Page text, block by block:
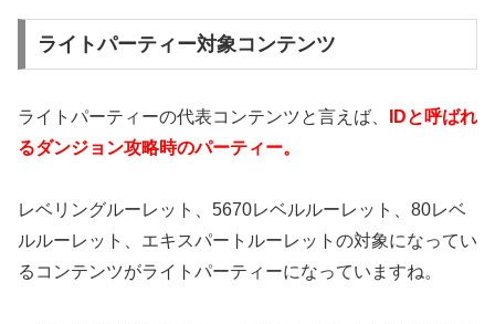
ライトパーティー対象コンテンツ
ライトパーティーの代表コンテンツと言えば、
IDと呼ばれ
るダンジョン攻略時のパーティー。
レベリングルーレット、5670レベルルーレット、80レベ
ルルーレット、エキスパートルーレットの対象になってい
るコンテンツがライトパーティーになっていますね。